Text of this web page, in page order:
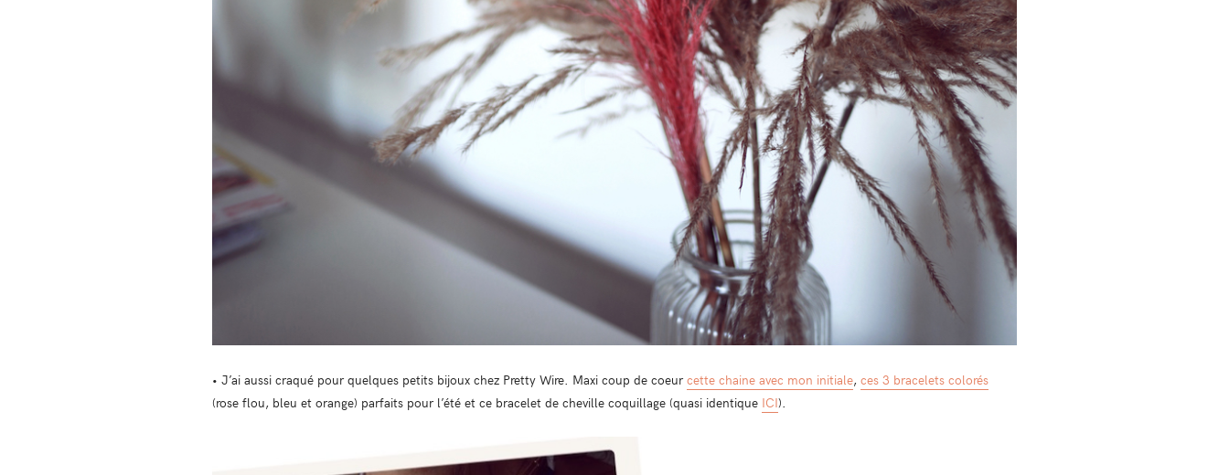
• J’ai aussi craqué pour quelques petits bijoux chez Pretty Wire. Maxi coup de coeur cette chaine avec mon initiale, ces 3 bracelets colorés
(rose flou, bleu et orange) parfaits pour l’été et ce bracelet de cheville coquillage (quasi identique ICI).